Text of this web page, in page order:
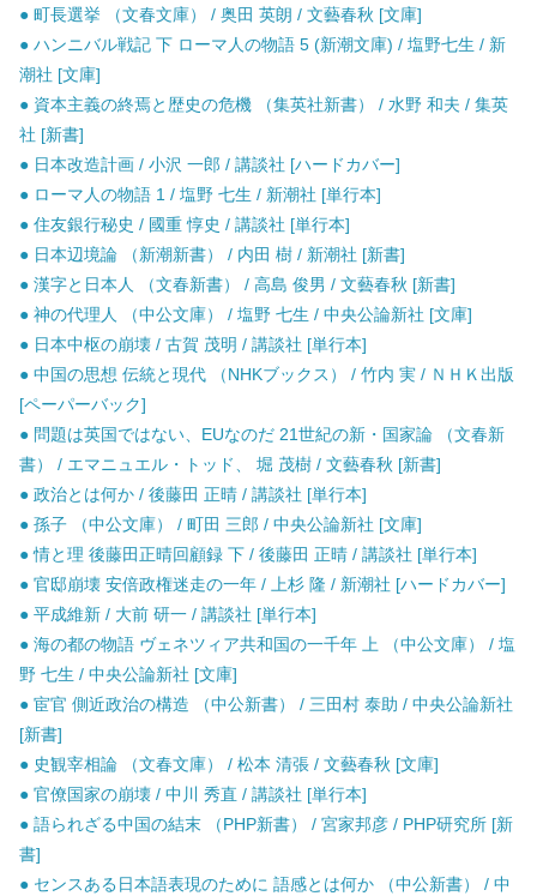
● 町長選挙 （文春文庫） / 奥田 英朗 / 文藝春秋 [文庫]
● ハンニバル戦記 下 ローマ人の物語 5 (新潮文庫) / 塩野七生 / 新
潮社 [文庫]
● 資本主義の終焉と歴史の危機 （集英社新書） / 水野 和夫 / 集英
社 [新書]
● 日本改造計画 / 小沢 一郎 / 講談社 [ハードカバー]
● ローマ人の物語 1 / 塩野 七生 / 新潮社 [単行本]
● 住友銀行秘史 / 國重 惇史 / 講談社 [単行本]
● 日本辺境論 （新潮新書） / 内田 樹 / 新潮社 [新書]
● 漢字と日本人 （文春新書） / 高島 俊男 / 文藝春秋 [新書]
● 神の代理人 （中公文庫） / 塩野 七生 / 中央公論新社 [文庫]
● 日本中枢の崩壊 / 古賀 茂明 / 講談社 [単行本]
● 中国の思想 伝統と現代 （NHKブックス） / 竹内 実 / ＮＨＫ出版
[ペーパーバック]
● 問題は英国ではない、EUなのだ 21世紀の新・国家論 （文春新
書） / エマニュエル・トッド、 堀 茂樹 / 文藝春秋 [新書]
● 政治とは何か / 後藤田 正晴 / 講談社 [単行本]
● 孫子 （中公文庫） / 町田 三郎 / 中央公論新社 [文庫]
● 情と理 後藤田正晴回顧録 下 / 後藤田 正晴 / 講談社 [単行本]
● 官邸崩壊 安倍政権迷走の一年 / 上杉 隆 / 新潮社 [ハードカバー]
● 平成維新 / 大前 研一 / 講談社 [単行本]
● 海の都の物語 ヴェネツィア共和国の一千年 上 （中公文庫） / 塩
野 七生 / 中央公論新社 [文庫]
● 宦官 側近政治の構造 （中公新書） / 三田村 泰助 / 中央公論新社
[新書]
● 史観宰相論 （文春文庫） / 松本 清張 / 文藝春秋 [文庫]
● 官僚国家の崩壊 / 中川 秀直 / 講談社 [単行本]
● 語られざる中国の結末 （PHP新書） / 宮家邦彦 / PHP研究所 [新
書]
● センスある日本語表現のために 語感とは何か （中公新書） / 中